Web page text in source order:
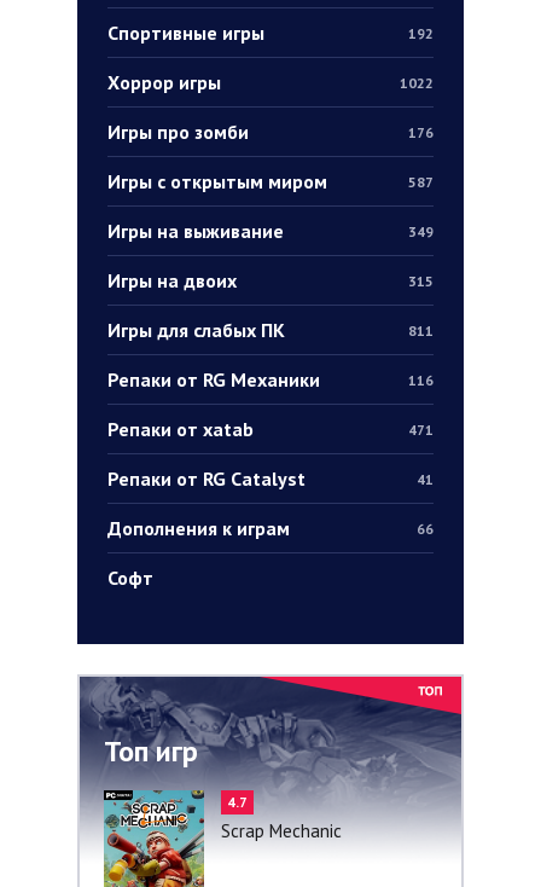
Спортивные игры 192
Хоррор игры 1022
Игры про зомби 176
Игры с открытым миром 587
Игры на выживание 349
Игры на двоих 315
Игры для слабых ПК 811
Репаки от RG Механики 116
Репаки от xatab 471
Репаки от RG Catalyst 41
Дополнения к играм 66
Софт
Топ игр
4.7
Scrap Mechanic